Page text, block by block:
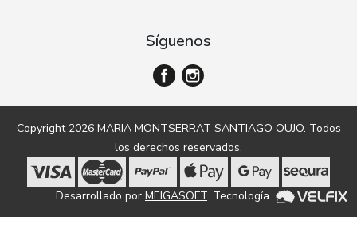
Síguenos
Copyright 2026 MARIA MONTSERRAT SANTIAGO OUJO. Todos
los derechos reservados.
Desarrollado por MEIGASOFT. Tecnología